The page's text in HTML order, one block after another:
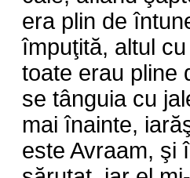
era plin de
împuţită, altul
toate erau pline
se tânguia cu
mai înainte,
este Avraam, şi